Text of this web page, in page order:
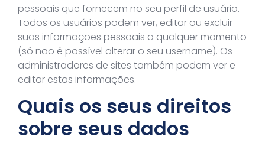
pessoais que fornecem no seu perfil de usuário.
Todos os usuários podem ver, editar ou excluir
suas informações pessoais a qualquer momento
(só não é possível alterar o seu username). Os
administradores de sites também podem ver e
editar estas informações.
Quais os seus direitos
sobre seus dados